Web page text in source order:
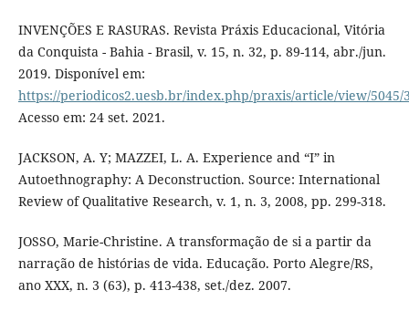
INVENÇÕES E RASURAS. Revista Práxis Educacional, Vitória
da Conquista - Bahia - Brasil, v. 15, n. 32, p. 89-114, abr./jun.
2019. Disponível em:
https://periodicos2.uesb.br/index.php/praxis/article/view/5045/
Acesso em: 24 set. 2021.
JACKSON, A. Y; MAZZEI, L. A. Experience and “I” in
Autoethnography: A Deconstruction. Source: International
Review of Qualitative Research, v. 1, n. 3, 2008, pp. 299-318.
JOSSO, Marie-Christine. A transformação de si a partir da
narração de histórias de vida. Educação. Porto Alegre/RS,
ano XXX, n. 3 (63), p. 413-438, set./dez. 2007.